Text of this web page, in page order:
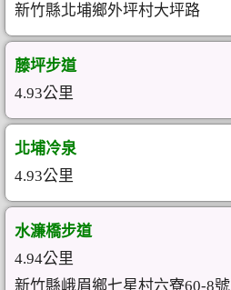
新竹縣北埔鄉外坪村大坪路
藤坪步道
4.93公里
北埔冷泉
4.93公里
水濂橋步道
4.94公里
新竹縣峨眉鄉七星村六寮60-8號